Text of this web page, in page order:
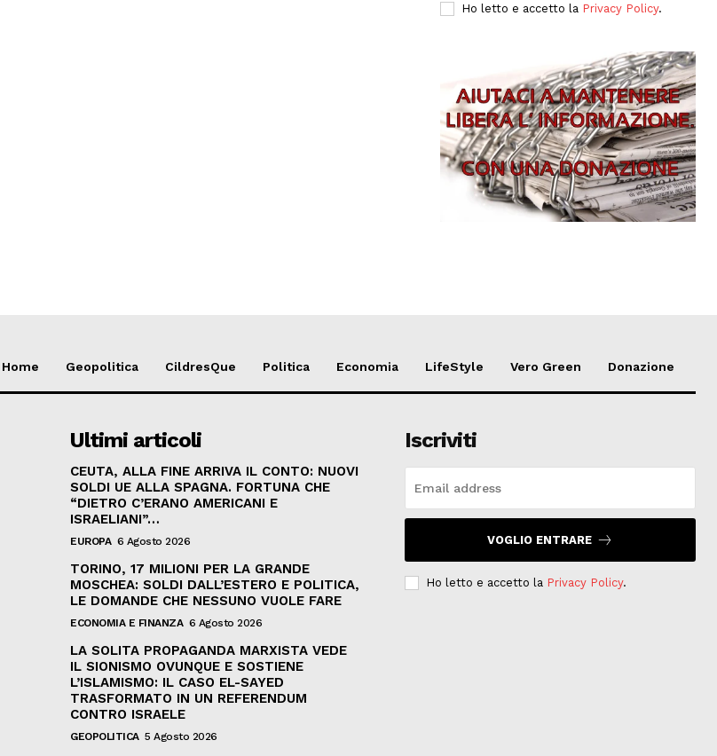
Ho letto e accetto la Privacy Policy.
Home Geopolitica CildresQue Politica Economia LifeStyle Vero Green Donazione
Ultimi articoli
CEUTA, ALLA FINE ARRIVA IL CONTO: NUOVI
SOLDI UE ALLA SPAGNA. FORTUNA CHE
“DIETRO C’ERANO AMERICANI E
ISRAELIANI”…
EUROPA 6 Agosto 2026
TORINO, 17 MILIONI PER LA GRANDE
MOSCHEA: SOLDI DALL’ESTERO E POLITICA,
LE DOMANDE CHE NESSUNO VUOLE FARE
ECONOMIA E FINANZA 6 Agosto 2026
LA SOLITA PROPAGANDA MARXISTA VEDE
IL SIONISMO OVUNQUE E SOSTIENE
L’ISLAMISMO: IL CASO EL-SAYED
TRASFORMATO IN UN REFERENDUM
CONTRO ISRAELE
GEOPOLITICA 5 Agosto 2026
Iscriviti
VOGLIO ENTRARE
Ho letto e accetto la Privacy Policy.